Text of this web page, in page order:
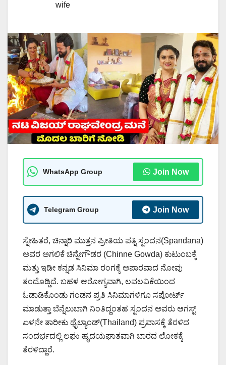
wife
WhatsApp Group Join Now
Telegram Group Join Now
ಸ್ನೇಹಿತರೆ, ಚಿನ್ನಾರಿ ಮುತ್ತನ ಪ್ರೀತಿಯ ಪತ್ನಿ ಸ್ಪಂದನ(Spandana)
ಅವರ ಅಗಲಿಕೆ ಚಿನ್ನೇಗೌಡರ (Chinne Gowda) ಕುಟುಂಬಕ್ಕೆ
ಮತ್ತು ಇಡೀ ಕನ್ನಡ ಸಿನಿಮಾ ರಂಗಕ್ಕೆ ಅಪಾರವಾದ ನೋವು
ತಂದೊಡ್ಡಿದೆ. ಬಹಳ ಆರೋಗ್ಯವಾಗಿ, ಲವಲವಿಕೆಯಿಂದ
ಓಡಾಡಿಕೊಂಡು ಗಂಡನ ಪ್ರತಿ ಸಿನಿಮಾಗಳಿಗೂ ಸಪೋರ್ಟ್
ಮಾಡುತ್ತಾ ಬೆನ್ನೆಲುಬಾಗಿ ನಿಂತಿದ್ದಂತಹ ಸ್ಪಂದನ ಅವರು ಆಗಸ್ಟ್
ಏಳನೇ ತಾರೀಕು ಥೈಲ್ಯಾಂಡ್(Thailand) ಪ್ರವಾಸಕ್ಕೆ ತೆರಳಿದ
ಸಂದರ್ಭದಲ್ಲಿ ಲಘು ಹೃದಯಘಾತವಾಗಿ ಬಾರದ ಲೋಕಕ್ಕೆ
ತೆರಳಿದ್ದಾರೆ.